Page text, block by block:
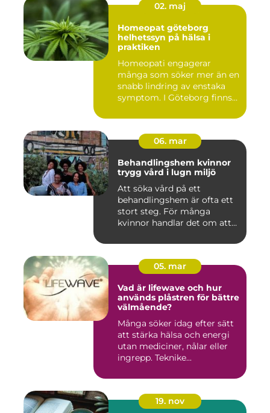
02. maj
Homeopat göteborg
helhetssyn på hälsa i
praktiken
Homeopati engagerar
många som söker mer än en
snabb lindring av enstaka
symptom. I Göteborg finns
06. mar
Behandlingshem kvinnor
trygg vård i lugn miljö
Att söka vård på ett
behandlingshem är ofta ett
stort steg. För många
kvinnor handlar det om att
05. mar
Vad är lifewave och hur
används plåstren för bättre
välmående?
Många söker idag efter sätt
att stärka hälsa och energi
utan mediciner, nålar eller
ingrepp. Teknike...
19. nov